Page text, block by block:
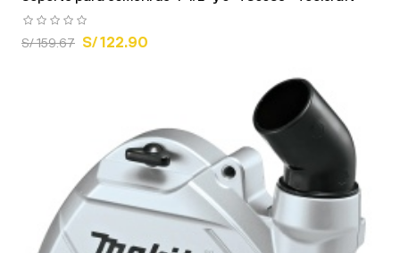
S/ 159.67 S/ 122.90